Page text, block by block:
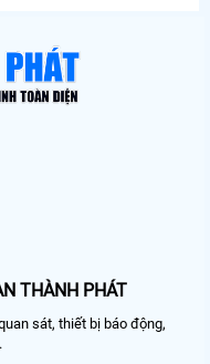
THÀNH PHÁT
sát, thiết bị báo động,